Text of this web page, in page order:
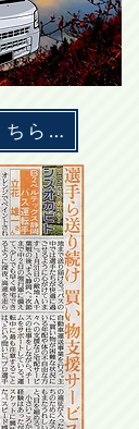
記事の詳細はこちらをクリック